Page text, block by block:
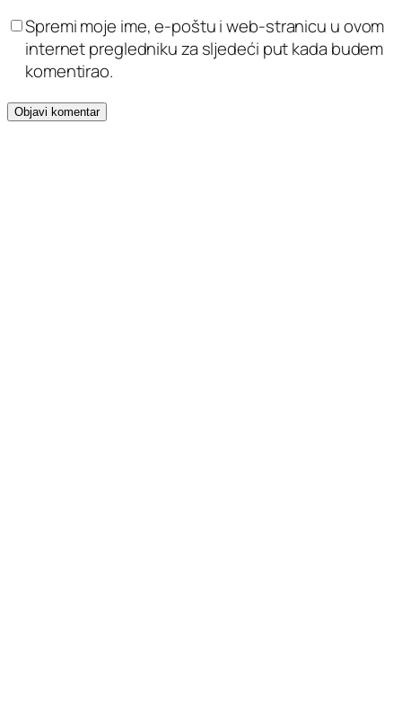
Spremi moje ime, e-poštu i web-stranicu u ovom
internet pregledniku za sljedeći put kada budem
komentirao.